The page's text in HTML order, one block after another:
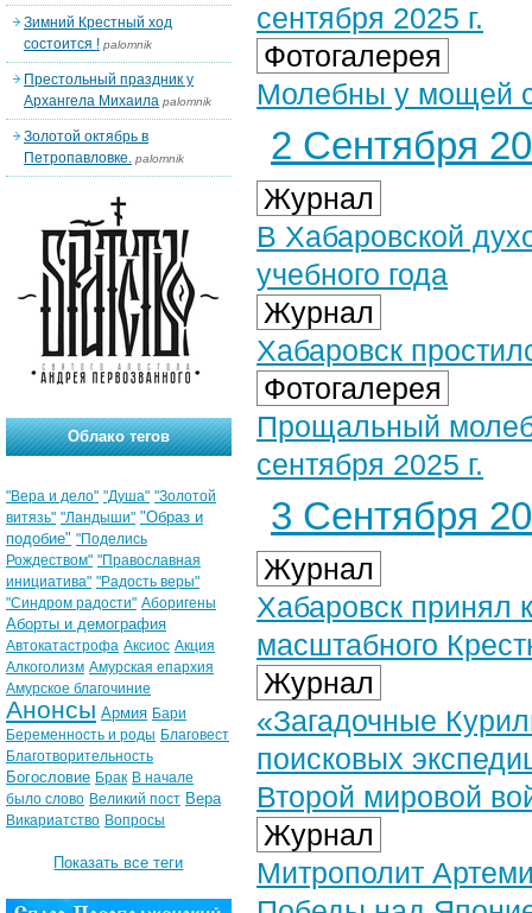
сентября 2025 г.
Фотогалерея
Молебны у мощей
2 Сентября
Журнал
В Хабаровской
учебного года
Журнал
Хабаровск
Фотогалерея
Прощальный
сентября 2025 г.
3 Сентября
Журнал
Хабаровск принял
масштабного
Журнал
«Загадочные
поисковых
Второй мировой
Журнал
Митрополит
Зимний Крестный ход
состоится ! palomnik
Престольный праздник у
Архангела Михаила palomnik
Золотой октябрь в
Петропавловке. palomnik
Облако тегов
"Вера и дело" "Душа" "Золотой
витязь" "Ландыши" "Образ и
подобие" "Поделись
Рождеством" "Православная
инициатива" "Радость веры"
"Синдром радости" Аборигены
Аборты и демография
Автокатастрофа Аксиос Акция
Алкоголизм Амурская епархия
Амурское благочиние
Анонсы Армия Бари
Беременность и роды Благовест
Благотворительность
Богословие Брак В начале
было слово Великий пост Вера
Викариатство Вопросы
Показать все теги